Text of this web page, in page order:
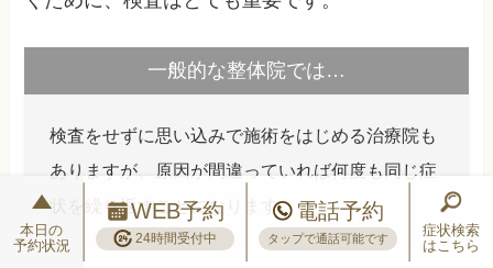
一般的な整体院では…
検査をせずに思い込みで施術をはじめる治療院も
ありますが、原因が間違っていれば何度も同じ症
状を繰り返すことになります。
本日の
予約状況
WEB予約
24時間受付中
電話予約
タップで通話可能です
症状検索
はこちら